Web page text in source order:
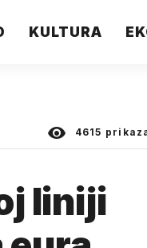
KULTURA
4615
liniji